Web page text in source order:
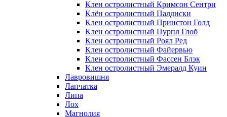
Клен остролистный Кримсон Сентри
Клён остролистный Палдиски
Клен остролистный Принстoн Голд
Клен остролистный Пурпл Глоб
Клен остролистный Роял Ред
Клен остролистный Файервью
Клен остролистный Фассен Блэк
Клен остролистный Эмералд Куин
Лавровишня
Лапчатка
Липа
Лох
Магнолия